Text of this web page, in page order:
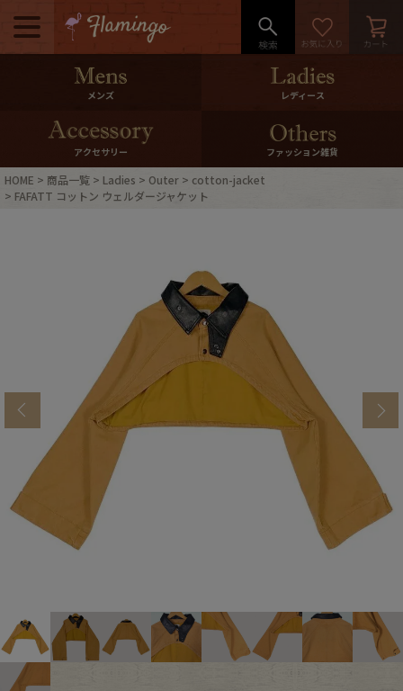
メニュー
500pt＆10％Offクーポンプレゼン
10％0ffクーポンプレゼント
ログイン・会員登録 LINE ID連携
International Shipping
特集一覧
ブランドから探す スタッフコーディネート
古着卸DOCK
Bottoms Fafatt
メンズ レディース
アクセサリー ファッション雑貨
HOME 商品一覧 Ladies Outer
cotton-jacket
FAFATT コットン ウェルダージャケット